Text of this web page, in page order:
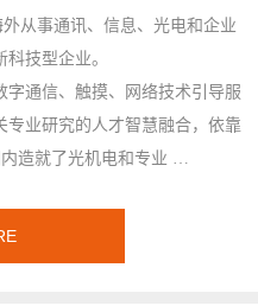
从事通讯、信息、光电和企业
科技型企业。
通信、触摸、网络技术引导服
专业研究的人才智慧融合，依靠
造就了光机电和专业 …